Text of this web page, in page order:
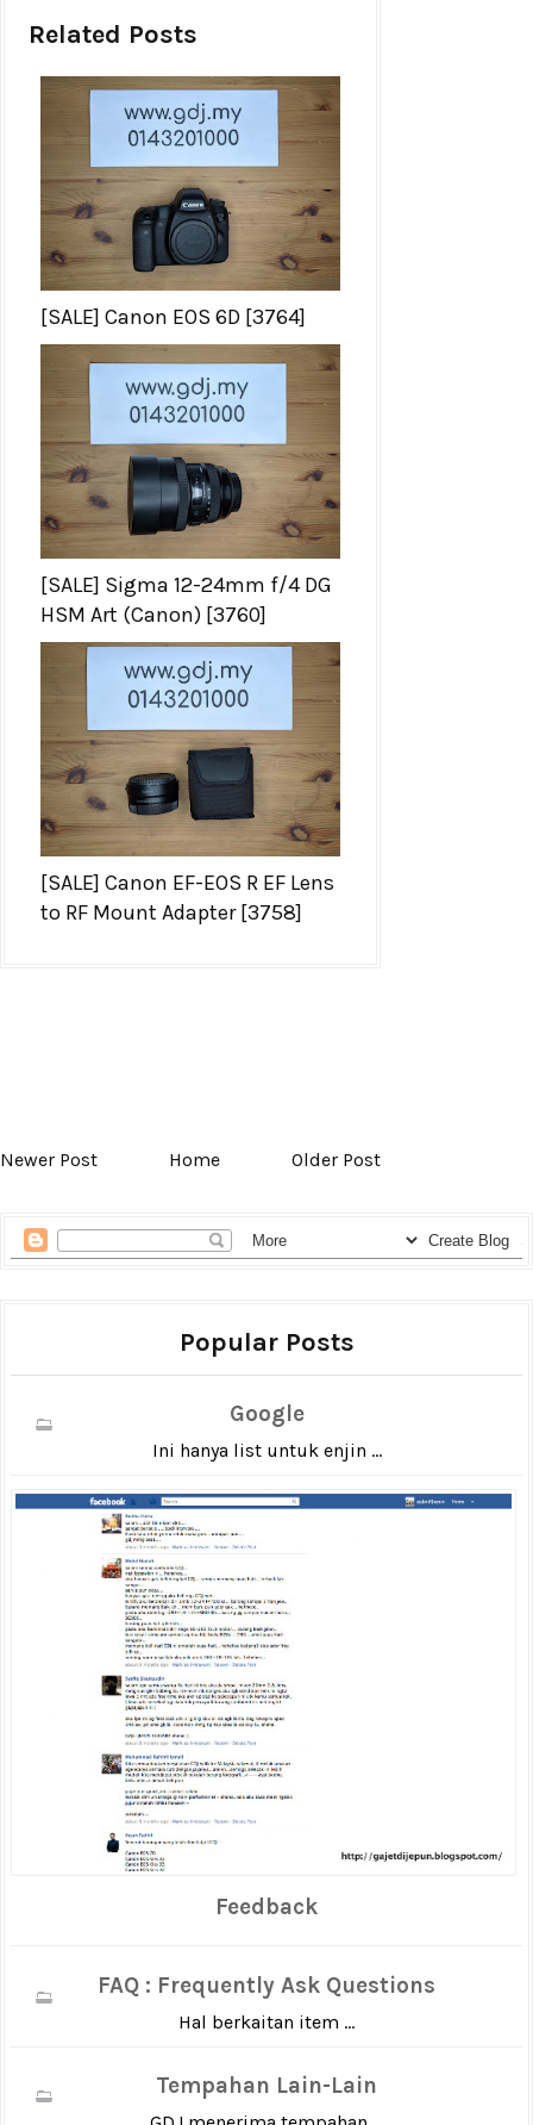
Related Posts
[SALE] Canon EOS 6D [3764]
[SALE] Sigma 12-24mm f/4 DG
HSM Art (Canon) [3760]
[SALE] Canon EF-EOS R EF Lens
to RF Mount Adapter [3758]
Newer Post Home Older Post
Popular Posts
Google
Ini hanya list untuk enjin ...
Feedback
FAQ : Frequently Ask Questions
Hal berkaitan item ...
Tempahan Lain-Lain